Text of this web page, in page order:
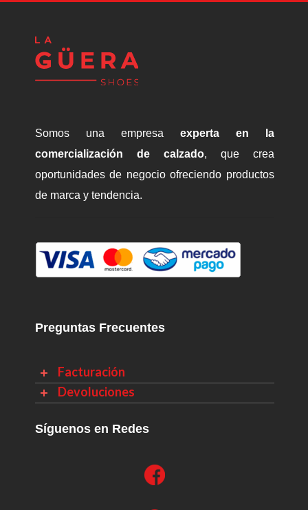
Somos una empresa experta en la
comercialización de calzado, que crea
oportunidades de negocio ofreciendo productos
de marca y tendencia.
Preguntas Frecuentes
Facturación
Devoluciones
Síguenos en Redes